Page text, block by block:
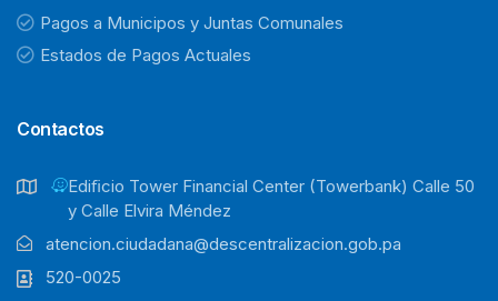
Pagos a Municipos y Juntas Comunales
Estados de Pagos Actuales
Contactos
Ediﬁcio Tower Financial Center (Towerbank) Calle 50
y Calle Elvira Méndez
atencion.ciudadana@descentralizacion.gob.pa
520-0025